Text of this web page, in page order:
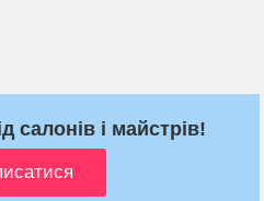
салонів і майстрів!